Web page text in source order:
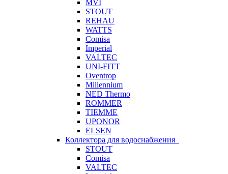
MVI
STOUT
REHAU
WATTS
Comisa
Imperial
VALTEC
UNI-FITT
Oventrop
Millennium
NED Thermo
ROMMER
TIEMME
UPONOR
ELSEN
Коллектора для водоснабжения
STOUT
Comisa
VALTEC